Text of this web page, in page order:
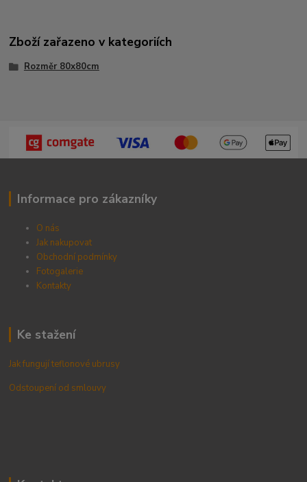
Zboží zařazeno v kategoriích
Rozměr 80x80cm
Informace pro zákazníky
O nás
Jak nakupovat
Obchodní podmínky
Fotogalerie
Kontakty
Ke stažení
Jak fungují teflonové ubrusy
Odstoupení od smlouvy